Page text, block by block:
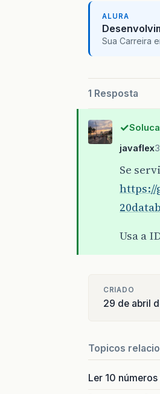
ALURA
Sua Carreira
1 Resposta
javaflex
Se
https://
Usa a
CRIADO
29 de abril
Topicos
Ler 10